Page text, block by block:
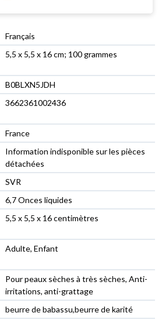
Français
5,5 x 5,5 x 16 cm; 100 grammes
B0BLXN5JDH
3662361002436
France
Information indisponible sur les pièces
détachées
SVR
6,7 Onces liquides
5,5 x 5,5 x 16 centimètres
Adulte, Enfant
Pour peaux sèches à très sèches, Anti-
irritations, anti-grattage
beurre de babassu,beurre de karité